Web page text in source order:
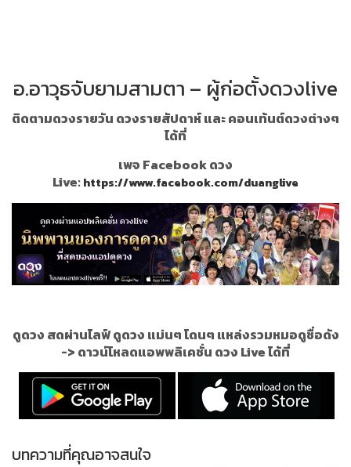
อ.อาวุธจับยามสามตา – ผู้ก่อตั้งดวงlive
ติดตามดวงรายวัน ดวงรายสัปดาห์ และ คอนเท้นต์ดวงต่างๆ
ได้ที่
เพจ Facebook ดวง
Live:https://www.facebook.com/duanglive
ดูดวง สดผ่านไลฟ์ ดูดวง แม่นๆ โดนๆ แหล่งรวมหมอดูชื่อดัง
-> ดาวน์โหลดแอพพลิเคชั่น ดวง Live ได้ที่
บทความที่คุณอาจสนใจ